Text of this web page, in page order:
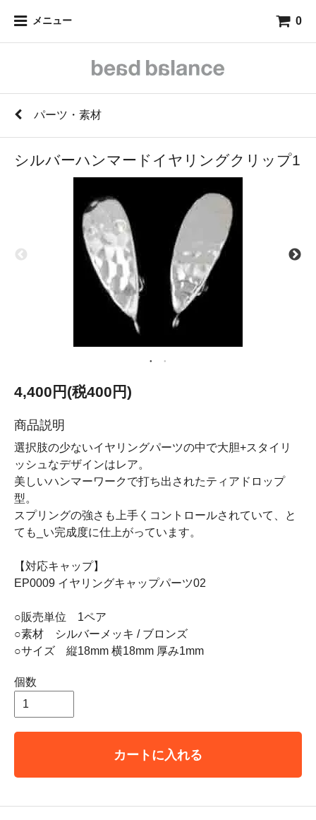
メニュー 0
パーツ・素材
シルバーハンマードイヤリングクリップ1
4,400円(税400円)
商品説明
選択肢の少ないイヤリングパーツの中で大胆+スタイリ
ッシュなデザインはレア。
美しいハンマーワークで打ち出されたティアドロップ
型。
スプリングの強さも上手くコントロールされていて、と
ても_い完成度に仕上がっています。
【対応キャップ】
EP0009 イヤリングキャップパーツ02
○販売単位 1ペア
○素材 シルバーメッキ / ブロンズ
○サイズ 縦18mm 横18mm 厚み1mm
個数
カートに入れる